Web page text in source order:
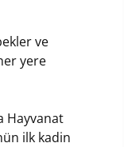
ve
yere
Hayvanat
ilk kadin